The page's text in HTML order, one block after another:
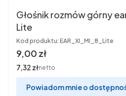
Głośnik rozmów górny
Lite
Kod produktu: EAR_XI_MI_8_Lite
Cena
9,00 zł
Cena
7,32 złnetto
Powiadom mnie o